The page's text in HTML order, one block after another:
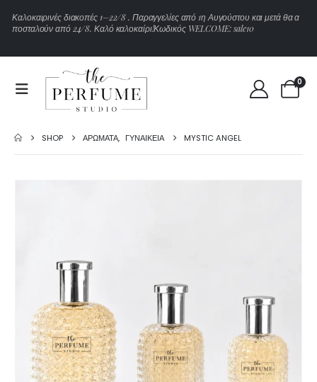
Καλοκαιρινέςδιακοπές 1–22/8. Παραγγελίες από 1η Αυγούστου και μετά θαα
ποσταλούναπό 24/8. Καλό καλοκαίρι!Κωδικός WELCOME: sale10
0
SHOP ΑΡΏΜΑΤΑ, ΓΥΝΑΙΚΕΊΑ MYSTIC ANGEL